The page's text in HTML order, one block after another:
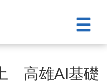
高雄AI基礎